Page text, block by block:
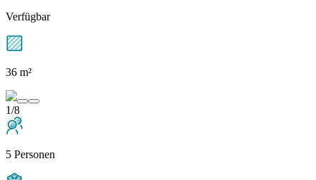
Verfügbar
36 m²
1/8
5 Personen